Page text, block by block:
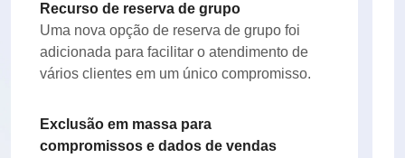
Recurso de reserva de grupo
Uma nova opção de reserva de grupo foi
adicionada para facilitar o atendimento de
vários clientes em um único compromisso.
Exclusão em massa para
compromissos e dados de vendas